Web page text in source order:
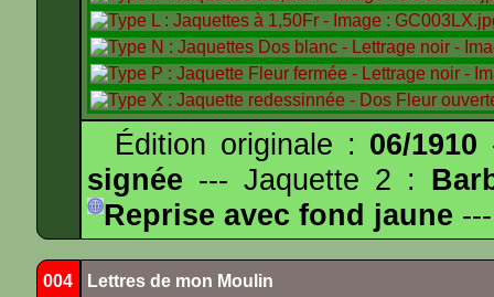
Édition originale : 06/1910
signée --- Jaquette 2 :
Reprise avec fond jaune ---
004 Lettres de mon Moulin